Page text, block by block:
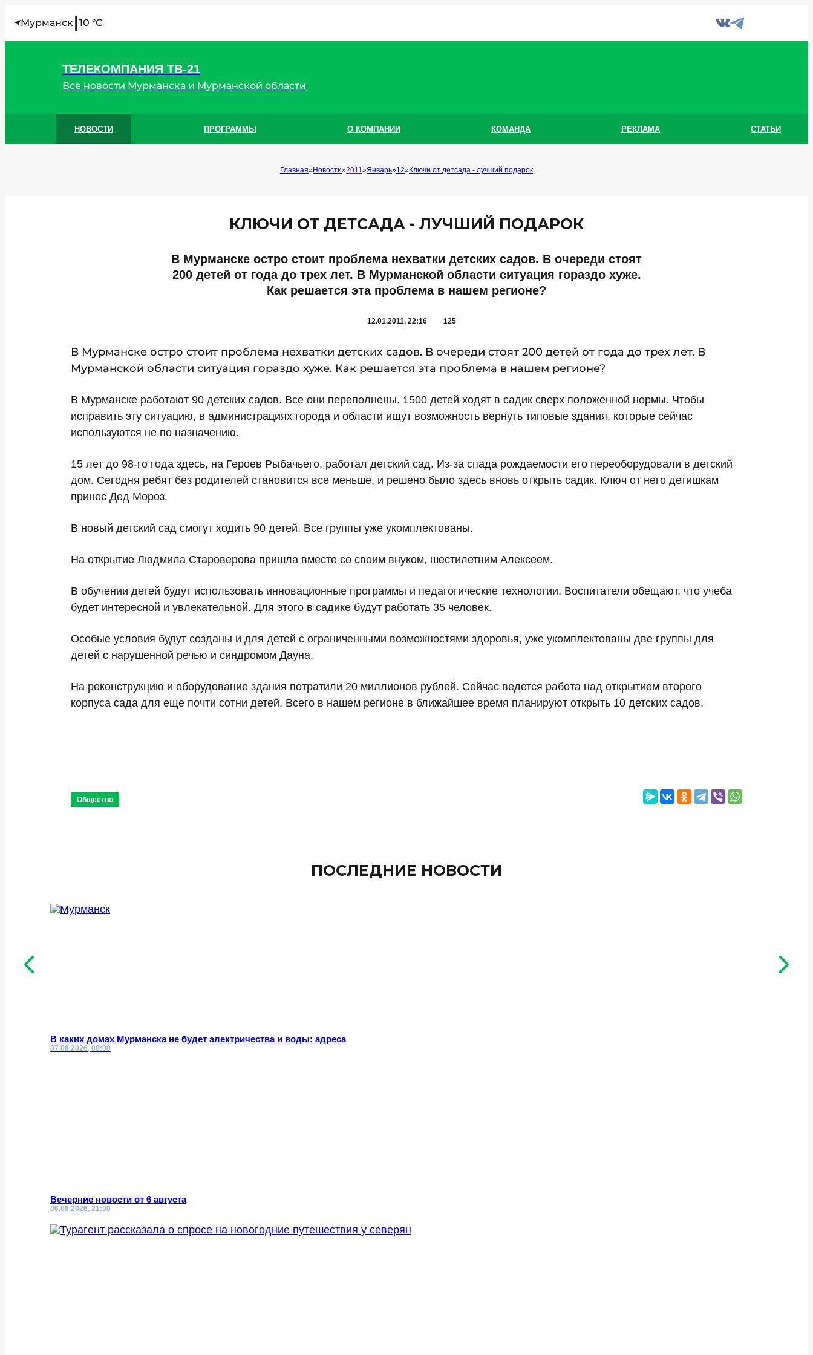
МурманскI10 °C
ТЕЛЕКОМПАНИЯ ТВ-21
Все новости Мурманска и Мурманской области
НОВОСТИ ПРОГРАММЫ О КОМПАНИИ КОМАНДА РЕКЛАМА СТАТЬИ
Главная Новости 2011 Январь 12 Ключи от детсада - лучший подарок
КЛЮЧИ ОТ ДЕТСАДА - ЛУЧШИЙ ПОДАРОК
В Мурманске остро стоит проблема нехватки детских садов. В очереди стоят
200 детей от года до трех лет. В Мурманской области ситуация гораздо хуже.
Как решается эта проблема в нашем регионе?
12.01.2011, 22:16 125
В Мурманске остро стоит проблема нехватки детских садов. В очереди стоят 200 детей от года до трех лет. В
Мурманской области ситуация гораздо хуже. Как решается эта проблема в нашем регионе?
В Мурманске работают 90 детских садов. Все они переполнены. 1500 детей ходят в садик сверх положенной нормы. Чтобы
исправить эту ситуацию, в администрациях города и области ищут возможность вернуть типовые здания, которые сейчас
используются не по назначению.
15 лет до 98-го года здесь, на Героев Рыбачьего, работал детский сад. Из-за спада рождаемости его переоборудовали в детский
дом. Сегодня ребят без родителей становится все меньше, и решено было здесь вновь открыть садик. Ключ от него детишкам
принес Дед Мороз.
В новый детский сад смогут ходить 90 детей. Все группы уже укомплектованы.
На открытие Людмила Староверова пришла вместе со своим внуком, шестилетним Алексеем.
В обучении детей будут использовать инновационные программы и педагогические технологии. Воспитатели обещают, что учеба
будет интересной и увлекательной. Для этого в садике будут работать 35 человек.
Особые условия будут созданы и для детей с ограниченными возможностями здоровья, уже укомплектованы две группы для
детей с нарушенной речью и синдромом Дауна.
На реконструкцию и оборудование здания потратили 20 миллионов рублей. Сейчас ведется работа над открытием второго
корпуса сада для еще почти сотни детей. Всего в нашем регионе в ближайшее время планируют открыть 10 детских садов.
Общество
ПОСЛЕДНИЕ НОВОСТИ
В каких домах Мурманска не будет электричества и воды: адреса
07.08.2026, 08:00
Вечерние новости от 6 августа
06.08.2026, 21:00